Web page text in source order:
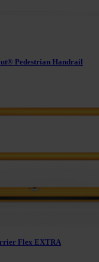
Pedestrian Handrail
Flex EXTRA